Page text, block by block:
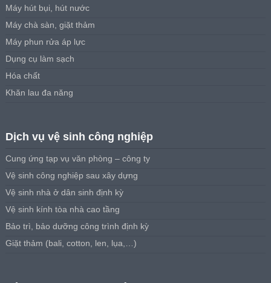
Máy hút bụi, hút nước
Máy chà sàn, giặt thảm
Máy phun rửa áp lực
Dụng cụ làm sạch
Hóa chất
Khăn lau đa năng
Dịch vụ vệ sinh công nghiệp
Cung ứng tạp vụ văn phòng – công ty
Vệ sinh công nghiệp sau xây dựng
Vệ sinh nhà ở dân sinh định kỳ
Vệ sinh kính tòa nhà cao tầng
Bảo trì, bảo dưỡng công trình định kỳ
Giặt thảm (bali, cotton, len, lụa,…)